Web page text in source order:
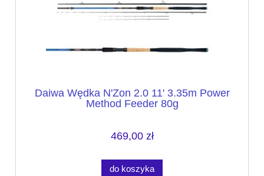
Daiwa Wędka N'Zon 2.0 11' 3.35m Power
Method Feeder 80g
469,00 zł
do koszyka